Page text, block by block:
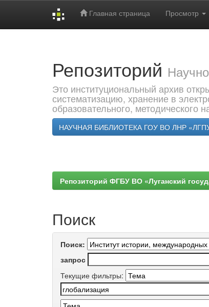
Главная страница Просмотр
Репозиторий
Это институциональный архив
систематизацию, хранение в
образовательного, методического
НАУЧНАЯ БИБЛИОТЕКА ГОУ ВО ЛНР
Репозиторий ФГБУ ВО «Луганский
Поиск
Поиск:
запрос
Текущие фильтры: